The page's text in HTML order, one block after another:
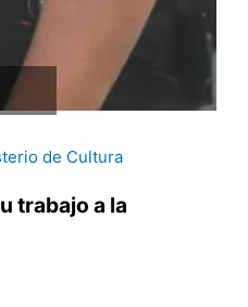
de Cultura
trabajo a la